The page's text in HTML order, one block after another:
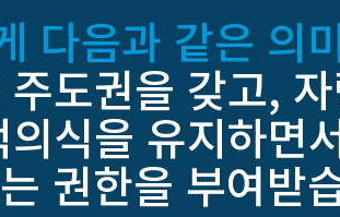
다음과 같은 의
도권을 갖고,
식을 유지하면
권한을 부여받